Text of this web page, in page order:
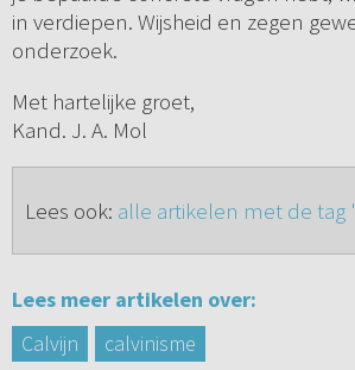
in verdiepen. Wijsheid en zegen
onderzoek.
Met hartelijke groet,
Kand. J. A. Mol
Lees ook: alle artikelen met de tag
Lees meer artikelen over:
Calvijn
calvinisme